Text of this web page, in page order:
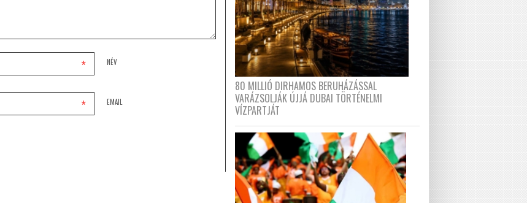
NÉV
*
EMAIL
*
80 MILLIÓ DIRHAMOS BERUHÁZÁSSAL
VARÁZSOLJÁK ÚJJÁ DUBAI TÖRTÉNELMI
VÍZPARTJÁT